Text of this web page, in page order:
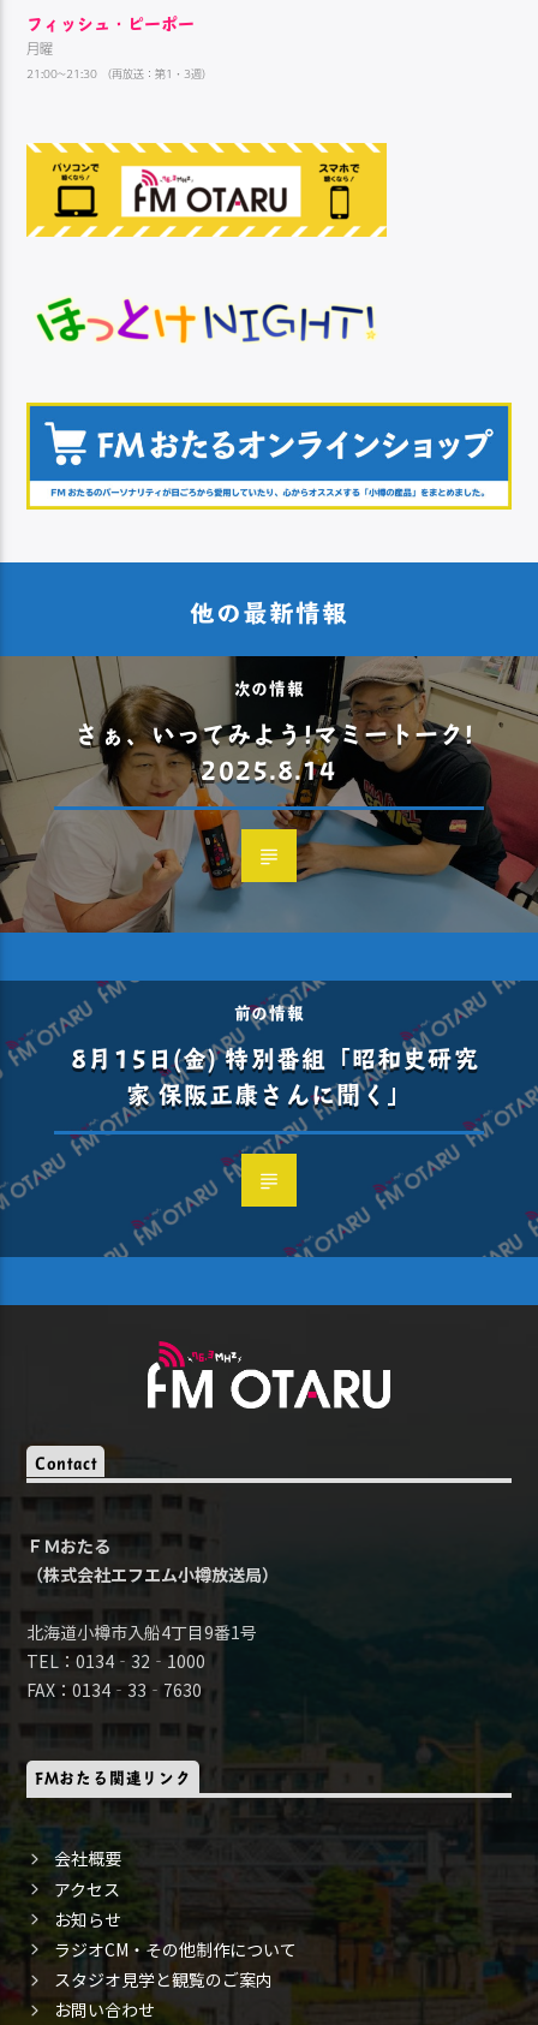
フィッシュ・ピーポー
月曜
21:00~21:30 （再放送：第1・3週）
他の最新情報
次の情報
さぁ、いってみよう!マミートーク!
2025.8.14
前の情報
8月15日(金) 特別番組「昭和史研究
家 保阪正康さんに聞く」
Contact
ＦＭおたる
（株式会社エフエム小樽放送局）
北海道小樽市入船4丁目9番1号
TEL：0134‐32‐1000
FAX：0134‐33‐7630
FMおたる関連リンク
会社概要
アクセス
お知らせ
ラジオCM・その他制作について
スタジオ見学と観覧のご案内
お問い合わせ